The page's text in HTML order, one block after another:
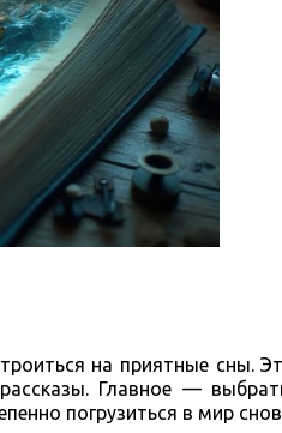
на приятные сны.
Главное —
погрузиться в мир